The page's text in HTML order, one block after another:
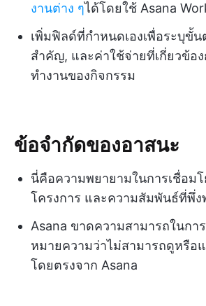
งานต่าง ๆได้โดยใช้ Asana
เพิ่มฟิลด์ที่กำหนดเองเพื่อระบุขั้
สำคัญ, และค่าใช้จ่ายที่เกี่ยวข้อ
ทำงานของกิจกรรม
ข้อจำกัดของอาสนะ
นี่คือความพยายามในการเชื่อม
โครงการ และความสัมพันธ์ที่พึ่
Asana ขาดความสามารถในกา
หมายความว่าไม่สามารถดูหรือ
โดยตรงจาก Asana